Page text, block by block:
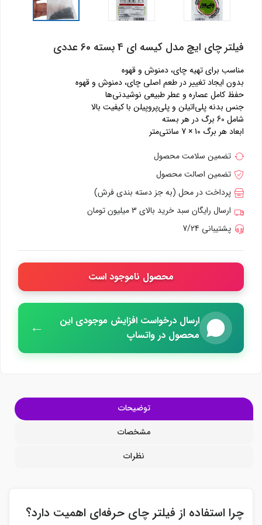
فیلتر چای ایچ مدل کیسه ای 4 بسته 60 عددی
مناسب برای تهیه چای، دمنوش و قهوه
بدون ایجاد تغییر در طعم اصلی چای، دمنوش و قهوه
حفظ کامل عصاره و عطر طبیعی نوشیدنی‌ها
جنس بدنه پلی‌اتیلن و پلی‌پروپیلن با کیفیت بالا
شامل 60 برگ در هر بسته
ابعاد هر برگ 10 × 7 سانتی‌متر
تضمین سلامت محصول
تضمین اصالت محصول
پرداخت در محل (به جز دسته بندی فرش)
ارسال رایگان سبد خرید بالای 3 میلیون تومان
پشتیبانی 7/24
محصول ناموجود است
ارسال درخواست افزایش موجودی این
محصول در واتساپ
←
توضیحات
مشخصات
نظرات
چرا استفاده از فیلتر چای حرفه‌ای اهمیت دارد؟